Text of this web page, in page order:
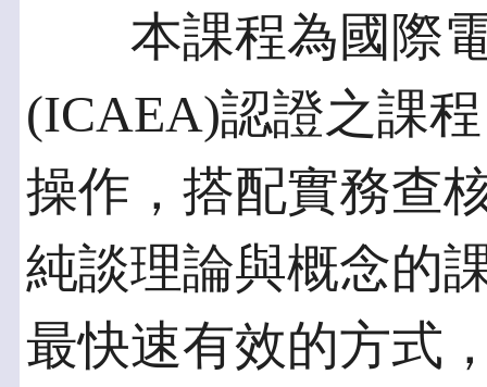
本課程為國際電
(ICAEA)認證之課
操作，搭配實務查
純談理論與概念的
最快速有效的方式